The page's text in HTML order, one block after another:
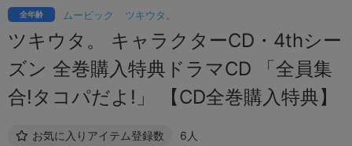
ムービック ツキウタ。
全年齢
ツキウタ。 キャラクターCD・4thシー
ズン 全巻購入特典ドラマCD 「全員集
合!タコパだよ!」 【CD全巻購入特典】
お気に入りアイテム登録数 6人